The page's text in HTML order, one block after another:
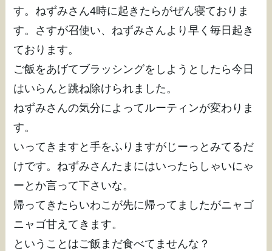
す。ねずみさん4時に起きたらがぜん寝ておりま
す。さすが召使い、ねずみさんより早く毎日起き
ております。
ご飯をあげてブラッシングをしようとしたら今日
はいらんと跳ね除けられました。
ねずみさんの気分によってルーティンが変わりま
す。
いってきますと手をふりますがじーっとみてるだ
けです。ねずみさんたまにはいったらしゃいにゃ
ーとか言って下さいな。
帰ってきたらいわこが先に帰ってましたがニャゴ
ニャゴ甘えてきます。
ということはご飯まだ食べてませんな？